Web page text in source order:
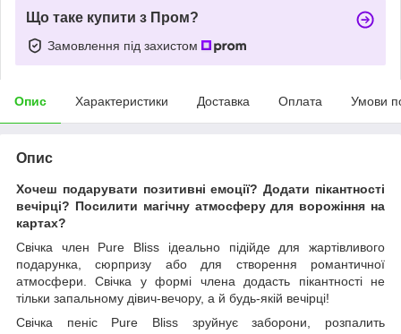
Що таке купити з Пром?
Замовлення під захистом
Опис Характеристики Доставка Оплата Умови
Опис
Хочеш подарувати позитивні емоції? Додати пікантності
вечірці? Посилити магічну атмосферу для ворожіння на
картах?
Свічка член Pure Bliss ідеально підійде для жартівливого
подарунка, сюрпризу або для створення романтичної
атмосфери. Свічка у формі члена додасть пікантності не
тільки запальному дівич-вечору, а й будь-якій вечірці!
Свічка пеніс Pure Bliss зруйнує заборони, розпалить